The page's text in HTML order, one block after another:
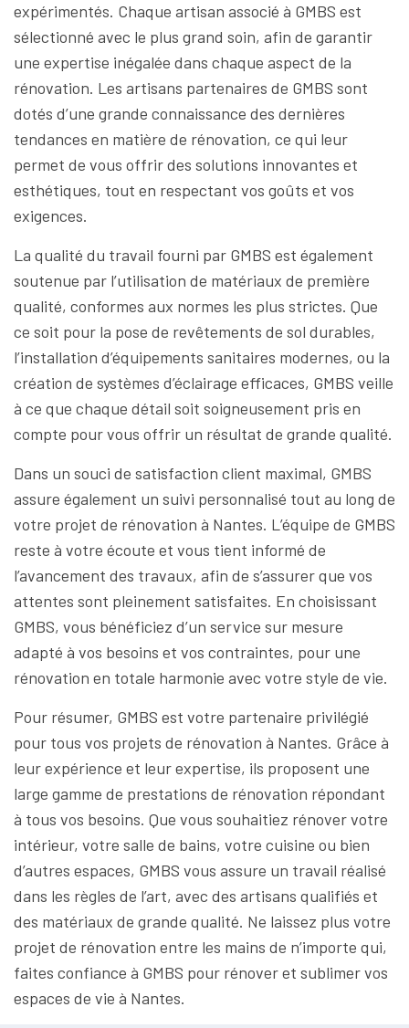
expérimentés. Chaque artisan associé à GMBS est
sélectionné avec le plus grand soin, afin de garantir
une expertise inégalée dans chaque aspect de la
rénovation. Les artisans partenaires de GMBS sont
dotés d’une grande connaissance des dernières
tendances en matière de rénovation, ce qui leur
permet de vous offrir des solutions innovantes et
esthétiques, tout en respectant vos goûts et vos
exigences.
La qualité du travail fourni par GMBS est également
soutenue par l’utilisation de matériaux de première
qualité, conformes aux normes les plus strictes. Que
ce soit pour la pose de revêtements de sol durables,
l’installation d’équipements sanitaires modernes, ou la
création de systèmes d’éclairage efficaces, GMBS veille
à ce que chaque détail soit soigneusement pris en
compte pour vous offrir un résultat de grande qualité.
Dans un souci de satisfaction client maximal, GMBS
assure également un suivi personnalisé tout au long de
votre projet de rénovation à Nantes. L’équipe de GMBS
reste à votre écoute et vous tient informé de
l’avancement des travaux, afin de s’assurer que vos
attentes sont pleinement satisfaites. En choisissant
GMBS, vous bénéficiez d’un service sur mesure
adapté à vos besoins et vos contraintes, pour une
rénovation en totale harmonie avec votre style de vie.
Pour résumer, GMBS est votre partenaire privilégié
pour tous vos projets de rénovation à Nantes. Grâce à
leur expérience et leur expertise, ils proposent une
large gamme de prestations de rénovation répondant
à tous vos besoins. Que vous souhaitiez rénover votre
intérieur, votre salle de bains, votre cuisine ou bien
d’autres espaces, GMBS vous assure un travail réalisé
dans les règles de l’art, avec des artisans qualifiés et
des matériaux de grande qualité. Ne laissez plus votre
projet de rénovation entre les mains de n’importe qui,
faites confiance à GMBS pour rénover et sublimer vos
espaces de vie à Nantes.